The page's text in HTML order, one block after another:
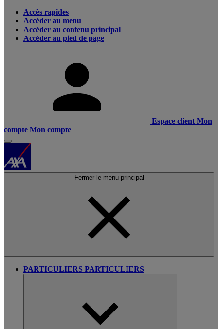
Accès rapides
Accéder au menu
Accéder au contenu principal
Accéder au pied de page
Espace client Mon
compte Mon compte
Fermer le menu principal
PARTICULIERS PARTICULIERS